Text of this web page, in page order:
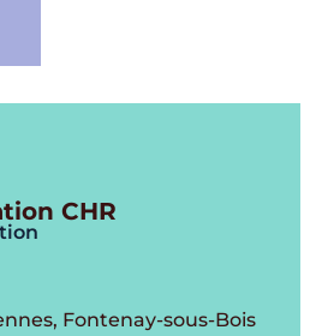
CHR
Fontenay-sous-Bois